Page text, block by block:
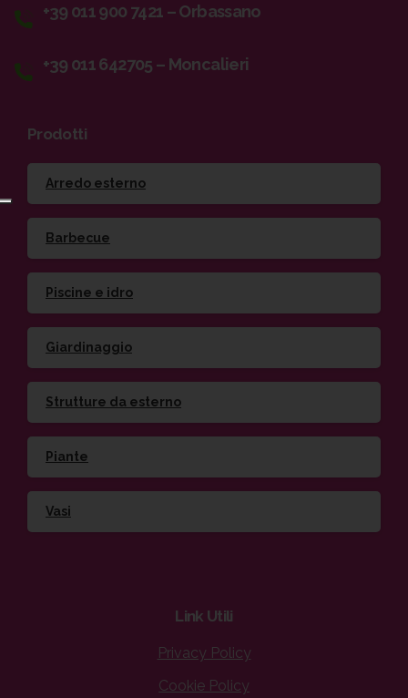
+39 011 900 7421 – Orbassano
+39 011 642705 – Moncalieri
Prodotti
Arredo esterno
Barbecue
Piscine e idro
Giardinaggio
Strutture da esterno
Piante
Vasi
Link Utili
Privacy Policy
Cookie Policy